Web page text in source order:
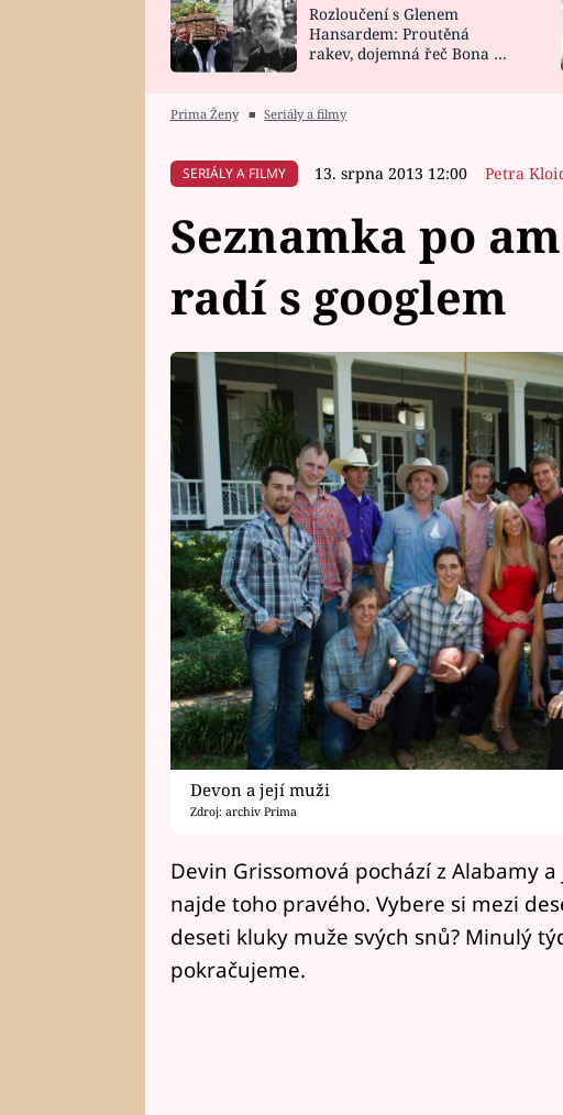
HOROSKOP NA
CELEBRITY
VAŘENÍ
Rozloučení s Glenem
Hansardem: Proutěná
rakev, dojemná řeč Bona a
Prima Ženy ■ Seriály a filmy
SERIÁLY A FILMY 13. srpna 2013 12:00 Petra
Seznamka po
radí s googlem
Devon a její muži
Zdroj: archiv Prima
Devin Grissomová pochází z Alabamy
najde toho pravého. Vybere si mezi
deseti kluky muže svých snů? Minulý
pokračujeme.